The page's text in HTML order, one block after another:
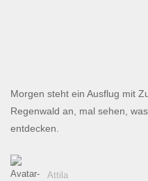
Morgen steht ein Ausflug mit
Regenwald an, mal sehen,
entdecken.
Attila